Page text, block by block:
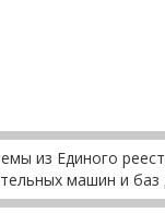
из Единого
машин и баз